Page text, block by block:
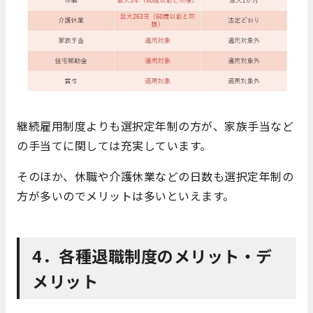
継続雇用制度よりも選択定年制の方が、家族手当など
の手当てに関しては充実しています。
そのほか、休職や介護休業などの日数も選択定年制の
方が多いのでメリットは多いといえます。
4．各種退職制度のメリット・デ
メリット